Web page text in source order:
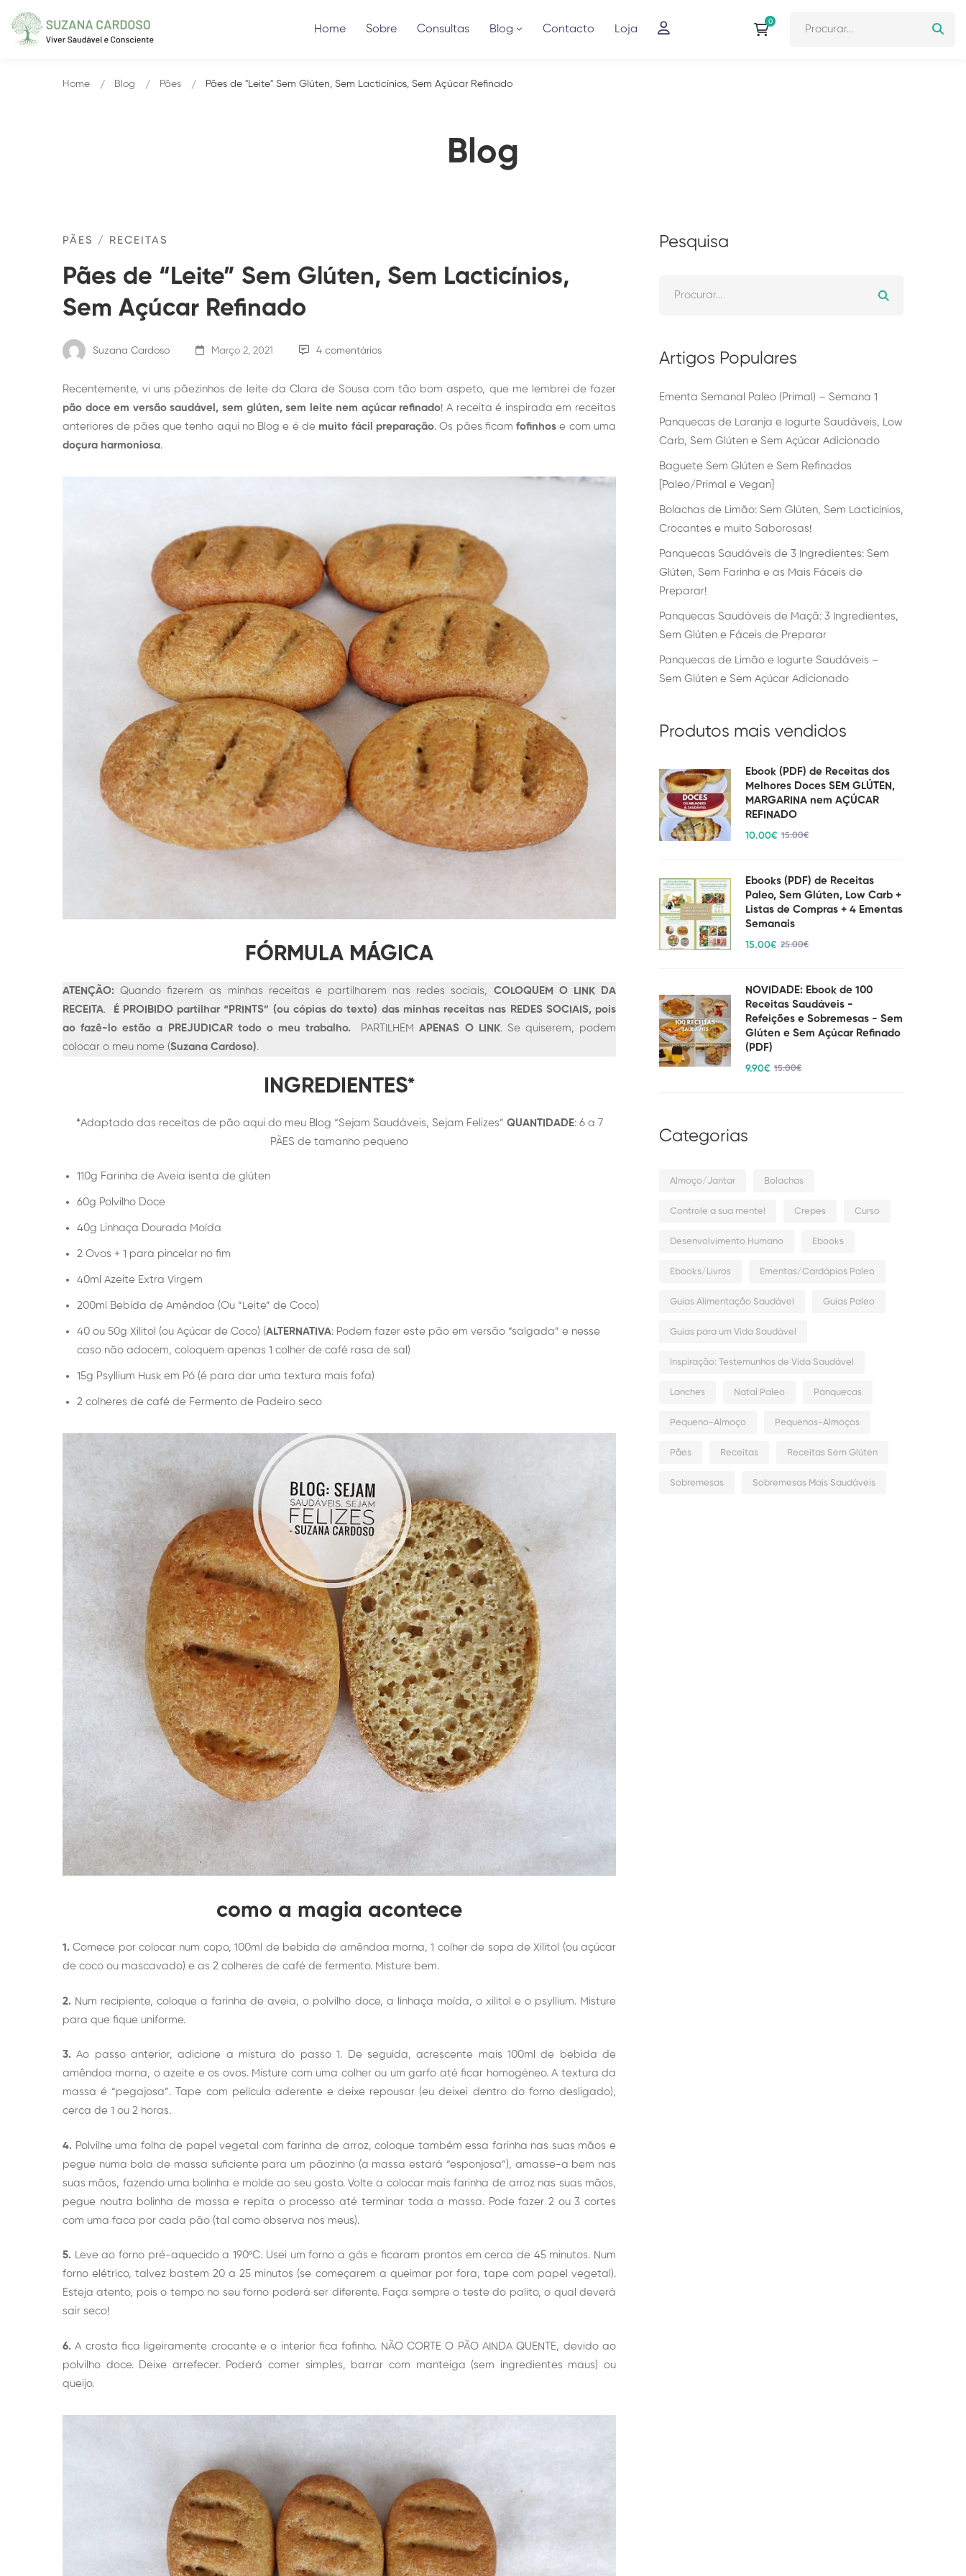
Home Sobre Consultas Blog Contacto Loja
Blog
Home Blog Pães Pães de "Leite" Sem Glúten, Sem Lacticínios, Sem Açúcar Refinado
PÃES / RECEITAS
Pães de “Leite” Sem Glúten, Sem Lacticínios,
Sem Açúcar Refinado
Suzana Cardoso Março 2, 2021 4 comentários
Recentemente, vi uns pãezinhos de leite da Clara de Sousa com tão bom aspeto, que me lembrei de fazer
pão doce em versão saudável, sem glúten, sem leite nem açúcar refinado! A receita é inspirada em receitas
anteriores de pães que tenho aqui no Blog e é de muito fácil preparação. Os pães ficamfofinhos e com uma
doçura harmoniosa.
FÓRMULA MÁGICA
ATENÇÃO: Quando fizerem as minhas receitas e partilharem nas redes sociais, COLOQUEM O LINK DA
RECEITA.
É PROIBIDO partilhar “PRINTS” (ou cópias do texto) das minhas receitas nas REDES SOCIAIS, pois
ao fazê-lo estão a PREJUDICAR todo o meu trabalho.
PARTILHEMAPENAS O LINK. Se quiserem, podem
colocar o meu nome (Suzana Cardoso).
INGREDIENTES*
*Adaptado das receitas de pão aqui do meu Blog “Sejam Saudáveis, Sejam Felizes” QUANTIDADE: 6 a 7
PÃES de tamanho pequeno
110g Farinha de Aveia isenta de glúten
60g Polvilho Doce
40g Linhaça Dourada Moída
2 Ovos + 1 para pincelar no fim
40ml Azeite Extra Virgem
200ml Bebida de Amêndoa (Ou “Leite” de Coco)
40 ou 50g Xilitol (ou Açúcar de Coco) (ALTERNATIVA: Podem fazer este pão em versão “salgada” e nesse
caso não adocem, coloquem apenas 1 colher de café rasa de sal)
15g Psyllium Husk em Pó (é para dar uma textura mais fofa)
2 colheres de café de Fermento de Padeiro seco
como a magia acontece
1. Comece por colocar num copo, 100ml de bebida de amêndoa morna, 1 colher de sopa de Xilitol (ou açúcar
de coco ou mascavado) e as 2 colheres de café de fermento. Misture bem.
2. Num recipiente, coloque a farinha de aveia, o polvilho doce, a linhaça moída, o xilitol e o psyllium. Misture
para que fique uniforme.
3. Ao passo anterior, adicione a mistura do passo 1. De seguida, acrescente mais 100ml de bebida de
amêndoa morna, o azeite e os ovos. Misture com uma colher ou um garfo até ficar homogéneo. A textura da
massa é “pegajosa”. Tape com película aderente e deixe repousar (eu deixei dentro do forno desligado),
cerca de 1 ou 2 horas.
4. Polvilhe uma folha de papel vegetal com farinha de arroz, coloque também essa farinha nas suas mãos e
pegue numa bola de massa suficiente para um pãozinho (a massa estará “esponjosa”), amasse-a bem nas
suas mãos, fazendo uma bolinha e molde ao seu gosto. Volte a colocar mais farinha de arroz nas suas mãos,
pegue noutra bolinha de massa e repita o processo até terminar toda a massa. Pode fazer 2 ou 3 cortes
com uma faca por cada pão (tal como observa nos meus).
5. Leve ao forno pré-aquecido a 190ºC. Usei um forno a gás e ficaram prontos em cerca de 45 minutos. Num
forno elétrico, talvez bastem 20 a 25 minutos (se começarem a queimar por fora, tape com papel vegetal).
Esteja atento, pois o tempo no seu forno poderá ser diferente. Faça sempre o teste do palito, o qual deverá
sair seco!
6. A crosta fica ligeiramente crocante e o interior fica fofinho. NÃO CORTE O PÃO AINDA QUENTE, devido ao
polvilho doce. Deixe arrefecer. Poderá comer simples, barrar com manteiga (sem ingredientes maus) ou
queijo.
Pesquisa
Artigos Populares
Ementa Semanal Paleo (Primal) – Semana 1
Panquecas de Laranja e Iogurte Saudáveis, Low
Carb, Sem Glúten e Sem Açúcar Adicionado
Baguete Sem Glúten e Sem Refinados
[Paleo/Primal e Vegan]
Bolachas de Limão: Sem Glúten, Sem Lacticínios,
Crocantes e muito Saborosas!
Panquecas Saudáveis de 3 Ingredientes: Sem
Glúten, Sem Farinha e as Mais Fáceis de
Preparar!
Panquecas Saudáveis de Maçã: 3 Ingredientes,
Sem Glúten e Fáceis de Preparar
Panquecas de Limão e Iogurte Saudáveis –
Sem Glúten e Sem Açúcar Adicionado
Produtos mais vendidos
Ebook (PDF) de Receitas dos
Melhores Doces SEM GLÚTEN,
MARGARINA nem AÇÚCAR
REFINADO
10.00€ 15.00€
Ebooks (PDF) de Receitas
Paleo, Sem Glúten, Low Carb +
Listas de Compras + 4 Ementas
Semanais
15.00€ 25.00€
NOVIDADE: Ebook de 100
Receitas Saudáveis -
Refeições e Sobremesas - Sem
Glúten e Sem Açúcar Refinado
(PDF)
9.90€ 15.00€
Categorias
Almoço/Jantar Bolachas
Controle a sua mente! Crepes Curso
Desenvolvimento Humano Ebooks
Ebooks/Livros Ementas/Cardápios Paleo
Guias Alimentação Saudável Guias Paleo
Guias para um Vida Saudável
Inspiração: Testemunhos de Vida Saudável
Lanches Natal Paleo Panquecas
Pequeno-Almoço Pequenos-Almoços
Pães Receitas Receitas Sem Glúten
Sobremesas Sobremesas Mais Saudáveis